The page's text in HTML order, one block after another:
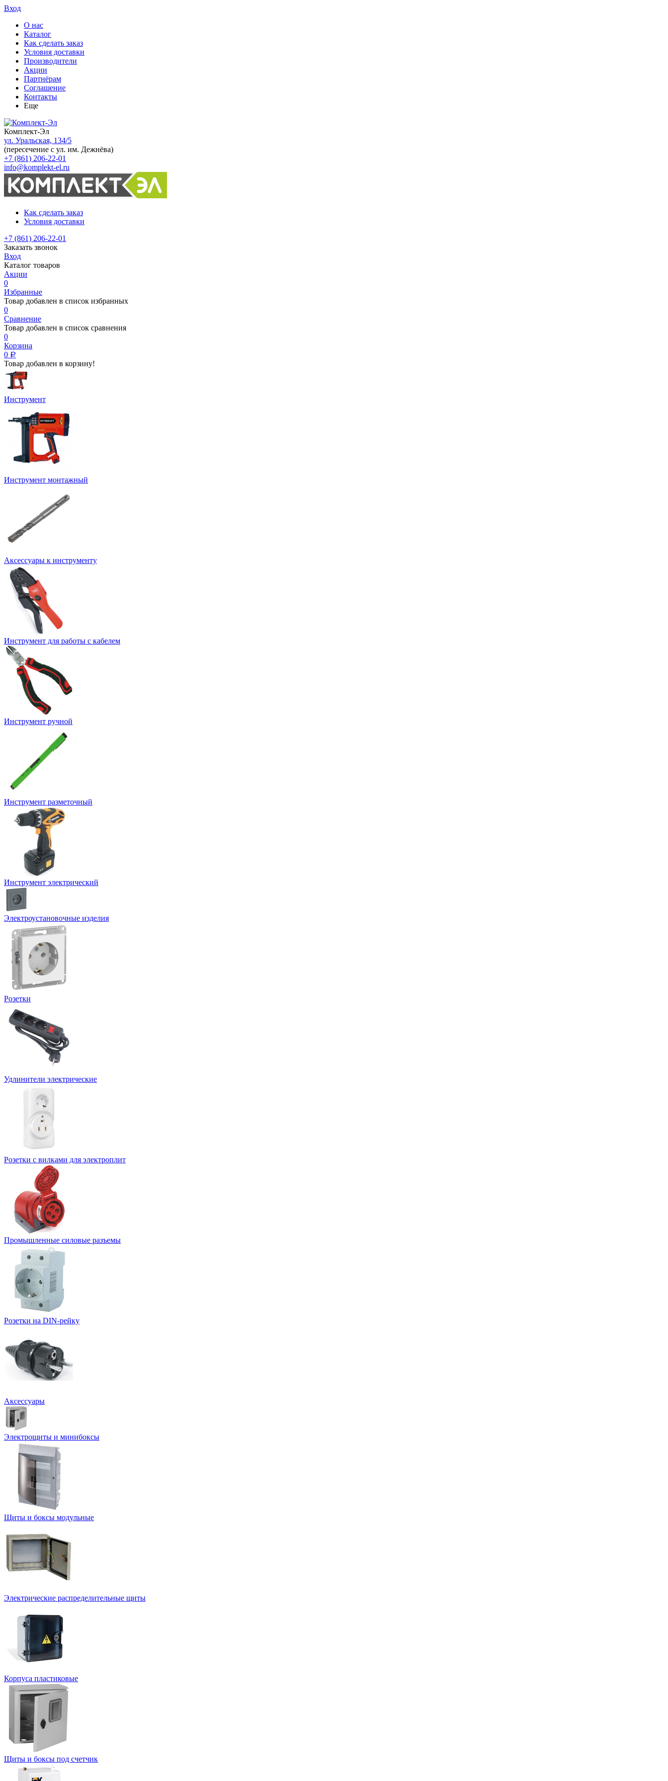
Вход
О нас
Каталог
Как сделать заказ
Условия доставки
Производители
Акции
Партнёрам
Соглашение
Контакты
Еще
Комплект-Эл
ул. Уральская, 134/5
(пересечение с ул. им. Дежнёва)
+7 (861) 206-22-01
info@komplekt-el.ru
Как сделать заказ
Условия доставки
+7 (861) 206-22-01
Заказать звонок
Вход
Каталог товаров
Акции
0
Избранные
Товар добавлен в список избранных
0
Сравнение
Товар добавлен в список сравнения
0
Корзина
0 Р
Товар добавлен в корзину!
Инструмент
Инструмент монтажный
Аксессуары к инструменту
Инструмент для работы с кабелем
Инструмент ручной
Инструмент разметочный
Инструмент электрический
Электроустановочные изделия
Розетки
Удлинители электрические
Розетки с вилками для электроплит
Промышленные силовые разъемы
Розетки на DIN-рейку
Аксессуары
Электрощиты и минибоксы
Щиты и боксы модульные
Электрические распределительные щиты
Корпуса пластиковые
Щиты и боксы под счетчик